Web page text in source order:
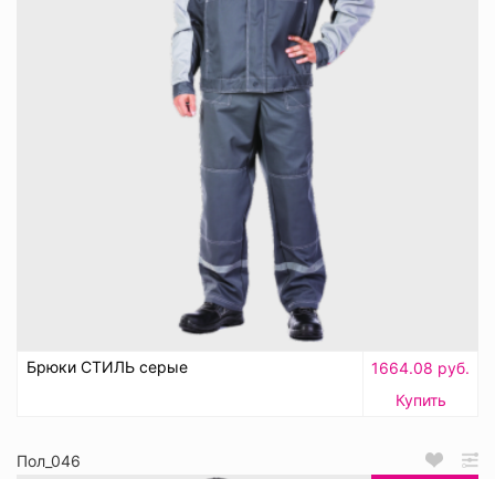
Брюки СТИЛЬ серые
1664.08 руб.
Купить
Пол_046